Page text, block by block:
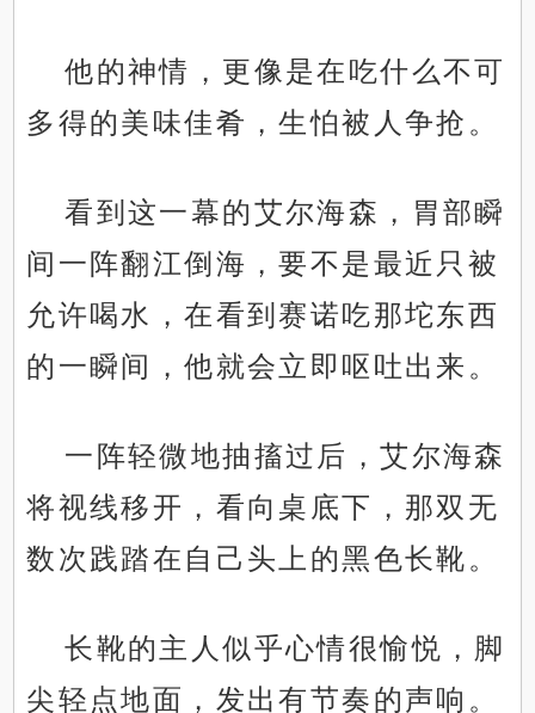
他的神情，更像是在吃什么不可
多得的美味佳肴，生怕被人争抢。
看到这一幕的艾尔海森，胃部瞬
间一阵翻江倒海，要不是最近只被
允许喝水，在看到赛诺吃那坨东西
的一瞬间，他就会立即呕吐出来。
一阵轻微地抽搐过后，艾尔海森
将视线移开，看向桌底下，那双无
数次践踏在自己头上的黑色长靴。
长靴的主人似乎心情很愉悦，脚
尖轻点地面，发出有节奏的声响。